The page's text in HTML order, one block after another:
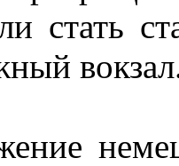
стать